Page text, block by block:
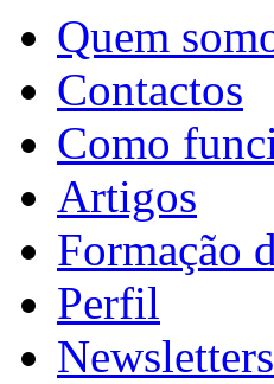
Quem
Contactos
Como
Artigos
Formação
Perfil
Newsletters